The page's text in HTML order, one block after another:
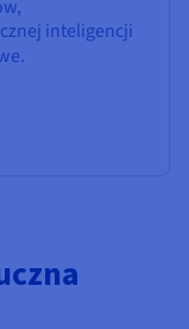
inteligencji